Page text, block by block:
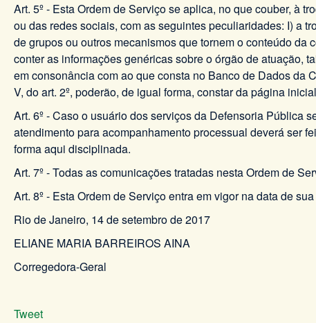
Art. 5º - Esta Ordem de Serviço se aplica, no que couber, à
ou das redes sociais, com as seguintes peculiaridades: I) a
de grupos ou outros mecanismos que tornem o conteúdo
conter as informações genéricas sobre o órgão de atuação,
em consonância com ao que consta no Banco de Dados da
V, do art. 2º, poderão, de igual forma, constar da página
Art. 6º - Caso o usuário dos serviços da Defensoria Pública
atendimento para acompanhamento processual deverá ser
forma aqui disciplinada.
Art. 7º - Todas as comunicações tratadas nesta Ordem de
Art. 8º - Esta Ordem de Serviço entra em vigor na data de
Rio de Janeiro, 14 de setembro de 2017
ELIANE MARIA BARREIROS AINA
Corregedora-Geral
Tweet